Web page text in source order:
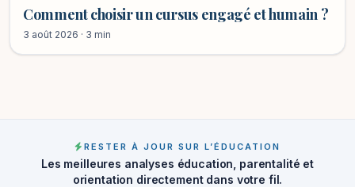
Comment choisir un cursus engagé et humain ?
3 août 2026 · 3 min
RESTER À JOUR SUR L’ÉDUCATION
Les meilleures analyses éducation, parentalité et
orientation directement dans votre fil.